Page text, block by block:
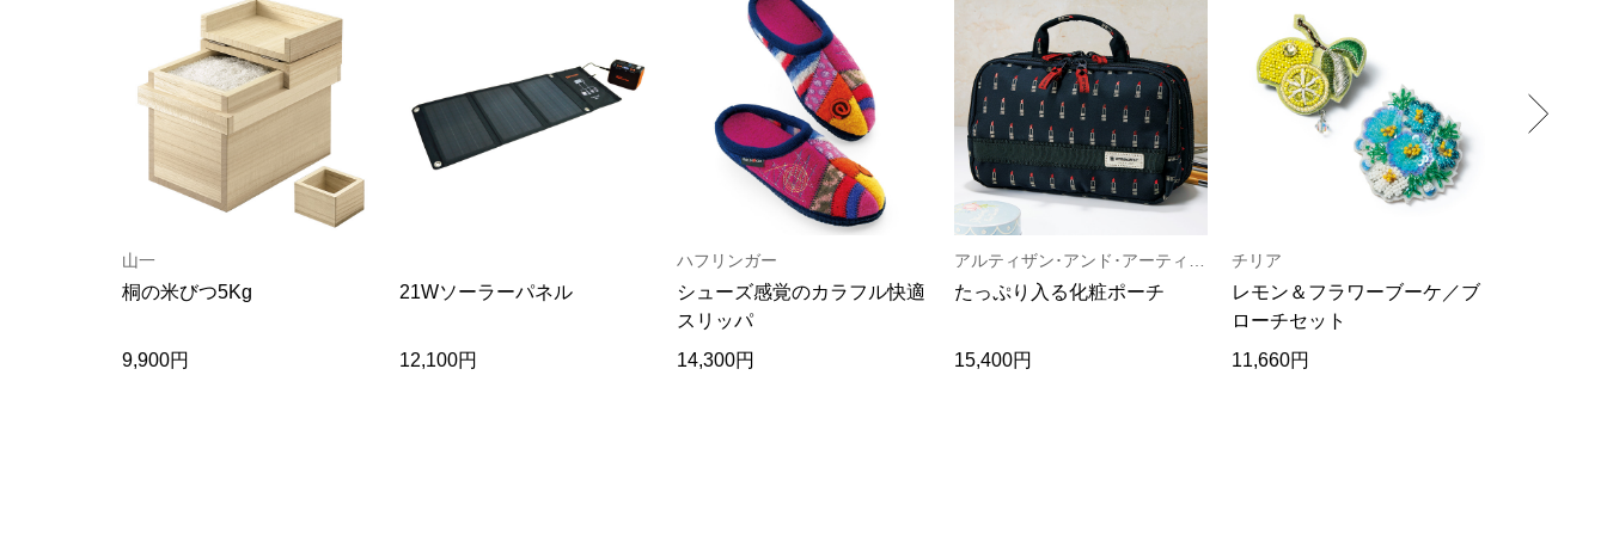
山一
桐の米びつ5Kg
9,900円
21Wソーラーパネル
12,100円
ハフリンガー
シューズ感覚のカラフル快適
スリッパ
14,300円
たっぷり入る化粧ポーチ
15,400円
チリア
レモン＆フラワーブーケ／ブ
ローチセット
11,660円